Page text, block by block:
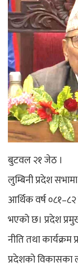
बुटवल २१ जेठ ।
लुम्बिनी प्रदेश
आर्थिक वर्ष
भएको छ। प्रदेश
नीति तथा कार्यक्रम
प्रदेशको विकासका